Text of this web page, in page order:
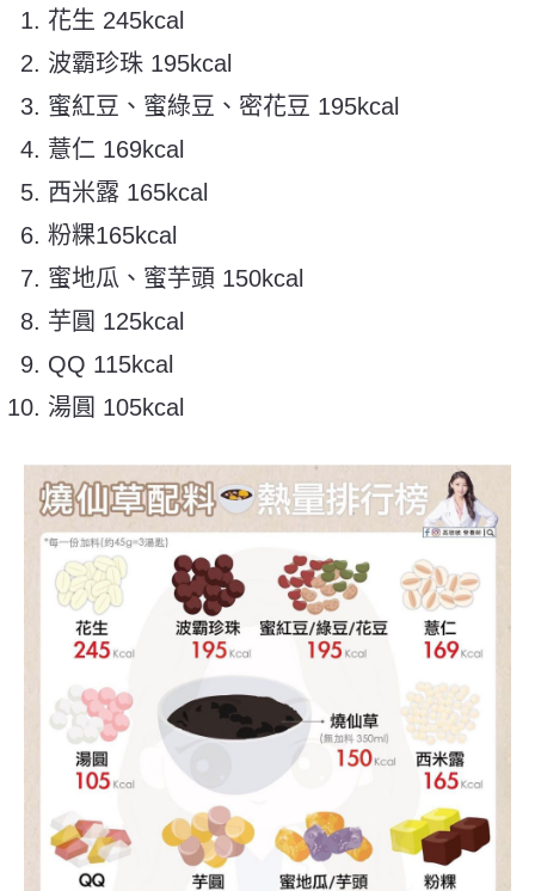
花生 245kcal
波霸珍珠 195kcal
蜜紅豆、蜜綠豆、密花豆 195kcal
薏仁 169kcal
西米露 165kcal
粉粿165kcal
蜜地瓜、蜜芋頭 150kcal
芋圓 125kcal
QQ 115kcal
湯圓 105kcal